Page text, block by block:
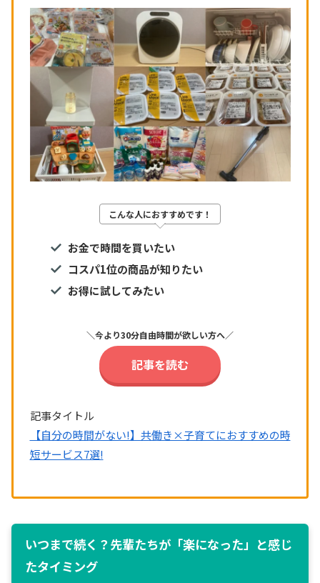
こんな人におすすめです！
お金で時間を買いたい
コスパ1位の商品が知りたい
お得に試してみたい
＼今より30分自由時間が欲しい方へ／
記事を読む
記事タイトル
【自分の時間がない!】共働き×子育てにおすすめの時
短サービス7選!
いつまで続く？先輩たちが「楽になった」と感じ
たタイミング